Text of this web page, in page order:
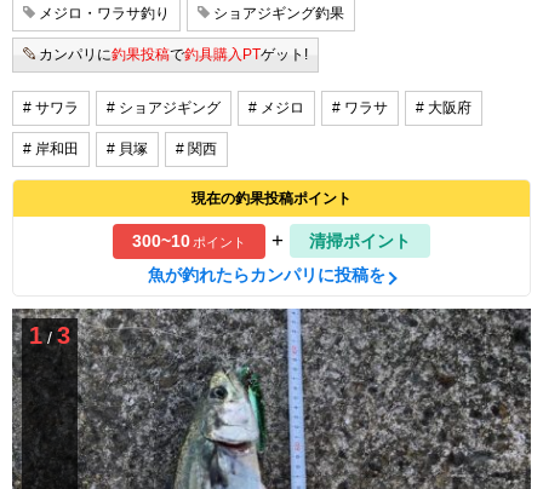
メジロ・ワラサ釣り ショアジギング釣果
カンパリに釣果投稿で釣具購入PTゲット!
# サワラ # ショアジギング # メジロ # ワラサ # 大阪府
# 岸和田 # 貝塚 # 関西
現在の釣果投稿ポイント
300~10ポイント +
清掃ポイント
魚が釣れたらカンパリに投稿を
1/ 3